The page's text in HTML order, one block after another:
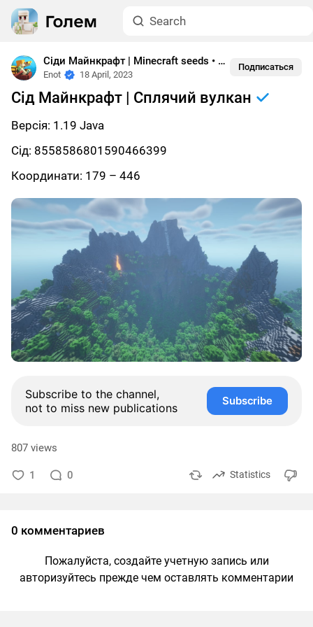
Сіди Майнкрафт | Minecraft seeds • 1.19
Enot
18 April, 2023
Подписаться
Сід Майнкрафт | Сплячий вулкан
Версія: 1.19 Java
Сід: 8558586801590466399
Координати: 179 – 446
Subscribe to the channel,
not to miss new publications
Subscribe
807 views
1 0 Statistics
0 комментариев
Пожалуйста, создайте учетную запись или
авторизуйтесь прежде чем оставлять комментарии